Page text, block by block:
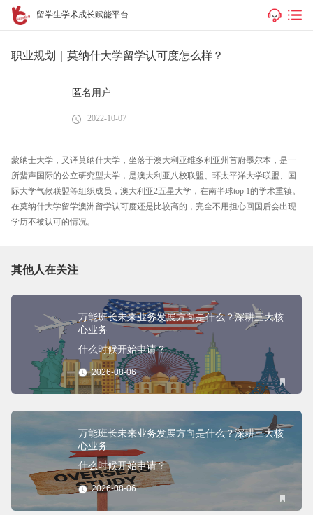
留学生学术成长赋能平台
职业规划｜莫纳什大学留学认可度怎么样？
匿名用户
2022-10-07
蒙纳士大学，又译莫纳什大学，坐落于澳大利亚维多利亚州首府墨尔本，是一
所蜚声国际的公立研究型大学，是澳大利亚八校联盟、环太平洋大学联盟、国
际大学气候联盟等组织成员，澳大利亚2五星大学，在南半球top 1的学术重镇。
在莫纳什大学留学澳洲留学认可度还是比较高的，完全不用担心回国后会出现
学历不被认可的情况。
其他人在关注
万能班长未来业务发展方向是什么？深耕三大核
心业务
什么时候开始申请？
2026-08-06
万能班长未来业务发展方向是什么？深耕三大核
心业务
什么时候开始申请？
2026-08-06